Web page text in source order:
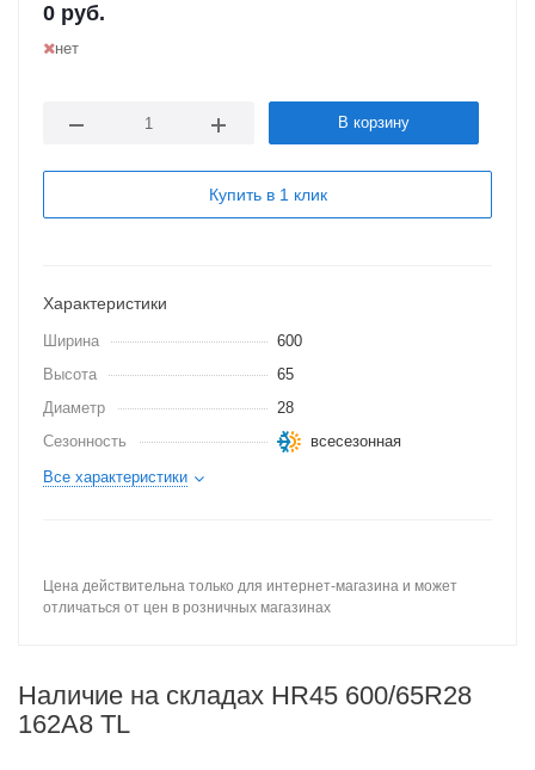
0 руб.
нет
В корзину
Купить в 1 клик
Характеристики
Ширина
600
Высота
65
Диаметр
28
Сезонность
всесезонная
Все характеристики
Цена действительна только для интернет-магазина и может
отличаться от цен в розничных магазинах
Наличие на складах HR45 600/65R28
162A8 TL